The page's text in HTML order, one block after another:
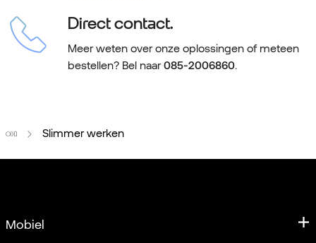
Direct contact.
Meer weten over onze oplossingen of meteen
bestellen? Bel naar085-2006860.
HomeSlimmer werken
Mobiel